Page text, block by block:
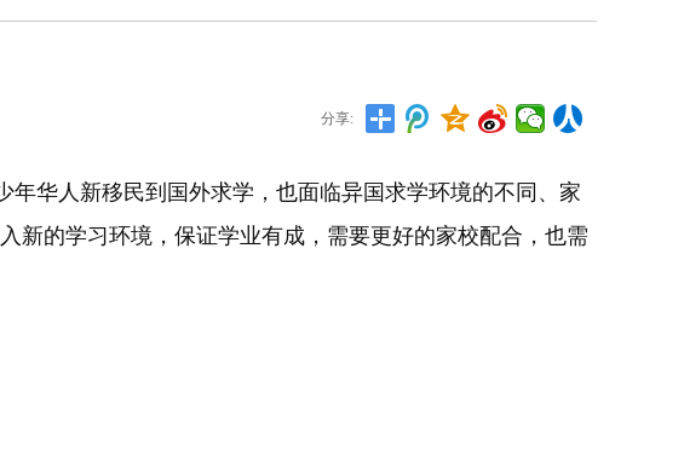
分享:
华人新移民到国外求学，也面临异国求学环境的不同、家
新的学习环境，保证学业有成，需要更好的家校配合，也需